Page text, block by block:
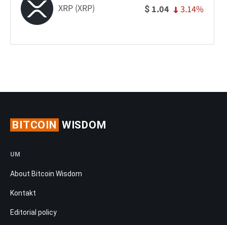
XRP (XRP) $ 1.04 3.14%
BITCOIN WISDOM
UM
About Bitcoin Wisdom
Kontakt
Editorial policy